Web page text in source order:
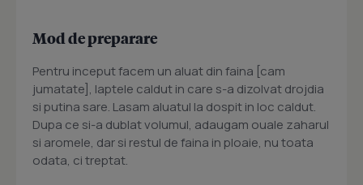
Mod de preparare
Pentru inceput facem un aluat din faina [cam
jumatate], laptele caldut in care s-a dizolvat drojdia
si putina sare. Lasam aluatul la dospit in loc caldut.
Dupa ce si-a dublat volumul, adaugam ouale zaharul
si aromele, dar si restul de faina in ploaie, nu toata
odata, ci treptat.